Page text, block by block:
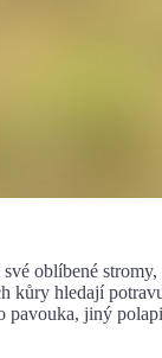
stromy,
kůry hledají
pavouka, jiný